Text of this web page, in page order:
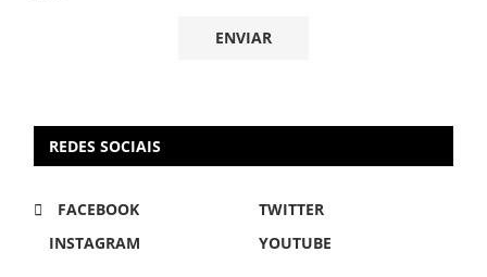
REDES SOCIAIS
FACEBOOK
TWITTER
INSTAGRAM
YOUTUBE